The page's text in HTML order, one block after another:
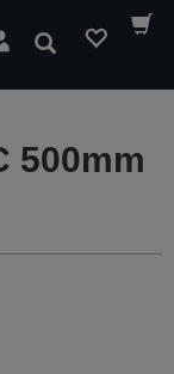
Pesquisar
500mm